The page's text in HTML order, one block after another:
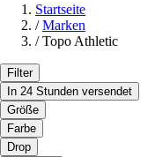
Startseite
/ Marken
/ Topo Athletic
Filter
In 24 Stunden versendet
Größe
Farbe
Drop